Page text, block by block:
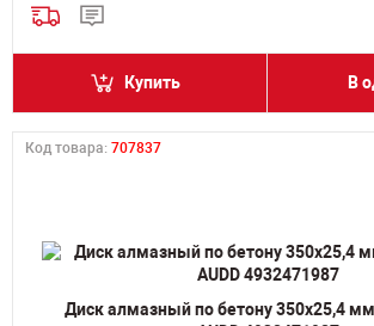
Купить В
Код товара: 707837
Диск алмазный по бетону 350х25,4 мм